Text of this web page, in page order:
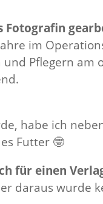
Fotografin
im
Pflegern
habe ich
Futter 🤓
für einen
daraus wurde